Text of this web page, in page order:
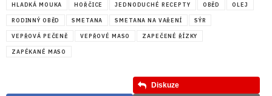
HLADKÁ MOUKA HOŘČICE JEDNODUCHÉ RECEPTY OBĚD OLEJ
RODINNÝ OBĚD SMETANA SMETANA NA VAŘENÍ SÝR
VEPŘOVÁ PEČENĚ VEPŘOVÉ MASO ZAPEČENÉ ŘÍZKY
ZAPÉKANÉ MASO
Diskuze